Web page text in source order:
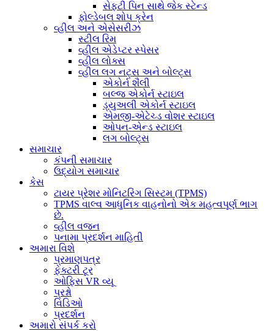
સેફ્ટી પિન સાથે જેક સ્ટેન્ડ
ફોલ્ડેબલ શોપ ક્રેન
વ્હીલ અને એસેસરીઝ
સ્ટીલ રિમ
વ્હીલ એડેપ્ટર સ્પેસર
વ્હીલ લોક્સ
વ્હીલ લગ નટ્સ અને બોલ્ટ્સ
એકોર્ન શૈલી
બલ્જ એકોર્ન સ્ટાઇલ
ડ્યુઅલી એકોર્ન સ્ટાઇલ
એમજી-એટેચ્ડ વોશર સ્ટાઇલ
ઓપન-એન્ડ સ્ટાઇલ
લગ બોલ્ટ્સ
સમાચાર
કંપની સમાચાર
ઉદ્યોગ સમાચાર
કેસ
ટાયર પ્રેશર મોનિટરિંગ સિસ્ટમ (TPMS)
TPMS વાલ્વ આધુનિક વાહનોનો એક મહત્વપૂર્ણ ભાગ
છે.
વ્હીલ વજન
પનામા પ્રદર્શન માહિતી
અમારા વિશે
પ્રમાણપત્ર
ફેક્ટરી ટૂર
ઓફિસ VR વ્યૂ
પ્રશ્નો
વિડિઓ
પ્રદર્શન
અમારો સંપર્ક કરો